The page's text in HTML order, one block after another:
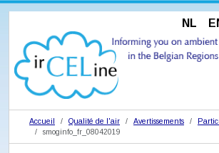
NL
Accueil Qualité de l'air Avertissements
smoginfo_fr_08042019